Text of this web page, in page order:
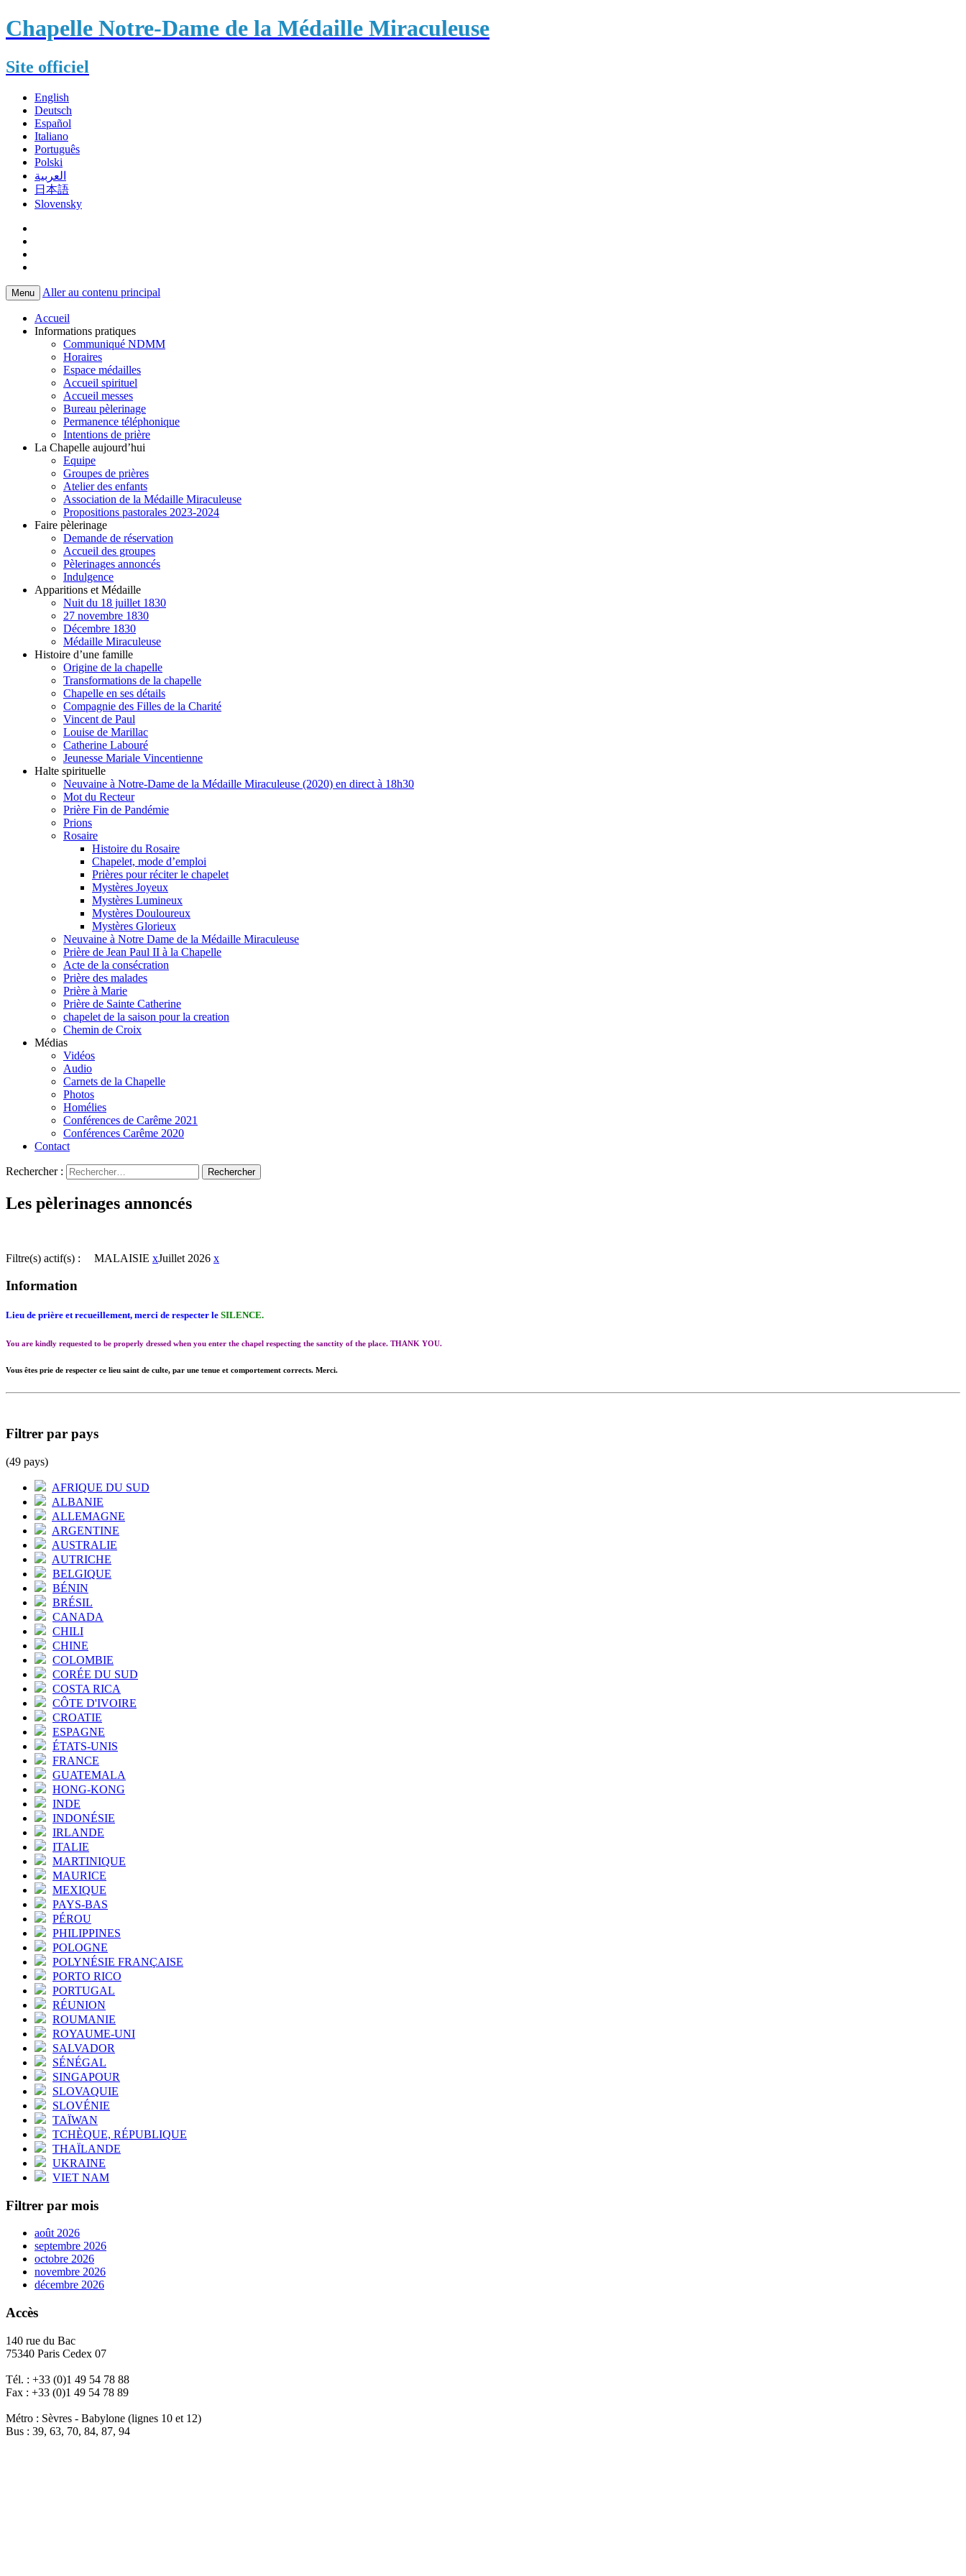
Chapelle Notre-Dame de la Médaille Miraculeuse
Site officiel
English
Deutsch
Español
Italiano
Português
Polski
العربية
日本語
Slovensky
Menu Aller au contenu principal
Accueil
Informations pratiques
Communiqué NDMM
Horaires
Espace médailles
Accueil spirituel
Accueil messes
Bureau pèlerinage
Permanence téléphonique
Intentions de prière
La Chapelle aujourd’hui
Equipe
Groupes de prières
Atelier des enfants
Association de la Médaille Miraculeuse
Propositions pastorales 2023-2024
Faire pèlerinage
Demande de réservation
Accueil des groupes
Pèlerinages annoncés
Indulgence
Apparitions et Médaille
Nuit du 18 juillet 1830
27 novembre 1830
Décembre 1830
Médaille Miraculeuse
Histoire d’une famille
Origine de la chapelle
Transformations de la chapelle
Chapelle en ses détails
Compagnie des Filles de la Charité
Vincent de Paul
Louise de Marillac
Catherine Labouré
Jeunesse Mariale Vincentienne
Halte spirituelle
Neuvaine à Notre-Dame de la Médaille Miraculeuse (2020) en direct à 18h30
Mot du Recteur
Prière Fin de Pandémie
Prions
Rosaire
Histoire du Rosaire
Chapelet, mode d’emploi
Prières pour réciter le chapelet
Mystères Joyeux
Mystères Lumineux
Mystères Douloureux
Mystères Glorieux
Neuvaine à Notre Dame de la Médaille Miraculeuse
Prière de Jean Paul II à la Chapelle
Acte de la consécration
Prière des malades
Prière à Marie
Prière de Sainte Catherine
chapelet de la saison pour la creation
Chemin de Croix
Médias
Vidéos
Audio
Carnets de la Chapelle
Photos
Homélies
Conférences de Carême 2021
Conférences Carême 2020
Contact
Rechercher :
Les pèlerinages annoncés
Filtre(s) actif(s) : MALAISIE xJuillet 2026 x
Information
Lieu de prière et recueillement, merci de respecter le SILENCE.
You are kindly requested to be properly dressed when you enter the chapel respecting the sanctity of the place. THANK YOU.
Vous êtes prie de respecter ce lieu saint de culte, par une tenue et comportement corrects. Merci.
Filtrer par pays
(49 pays)
AFRIQUE DU SUD
ALBANIE
ALLEMAGNE
ARGENTINE
AUSTRALIE
AUTRICHE
BELGIQUE
BÉNIN
BRÉSIL
CANADA
CHILI
CHINE
COLOMBIE
CORÉE DU SUD
COSTA RICA
CÔTE D'IVOIRE
CROATIE
ESPAGNE
ÉTATS-UNIS
FRANCE
GUATEMALA
HONG-KONG
INDE
INDONÉSIE
IRLANDE
ITALIE
MARTINIQUE
MAURICE
MEXIQUE
PAYS-BAS
PÉROU
PHILIPPINES
POLOGNE
POLYNÉSIE FRANÇAISE
PORTO RICO
PORTUGAL
RÉUNION
ROUMANIE
ROYAUME-UNI
SALVADOR
SÉNÉGAL
SINGAPOUR
SLOVAQUIE
SLOVÉNIE
TAÏWAN
TCHÈQUE, RÉPUBLIQUE
THAÏLANDE
UKRAINE
VIET NAM
Filtrer par mois
août 2026
septembre 2026
octobre 2026
novembre 2026
décembre 2026
Accès
140 rue du Bac
75340 Paris Cedex 07
Tél. : +33 (0)1 49 54 78 88
Fax : +33 (0)1 49 54 78 89
Métro : Sèvres - Babylone (lignes 10 et 12)
Bus : 39, 63, 70, 84, 87, 94